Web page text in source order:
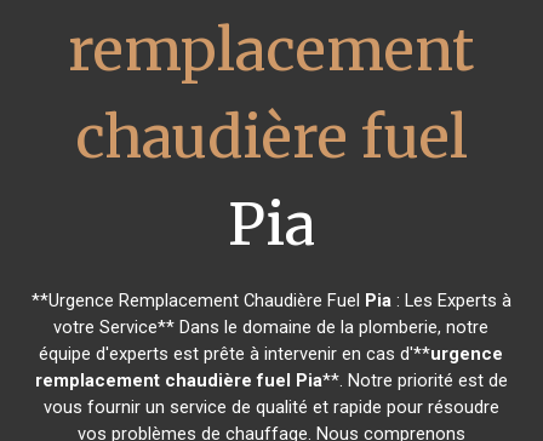
remplacement
chaudière fuel
Pia
**Urgence Remplacement Chaudière Fuel Pia: Les Experts à
votre Service** Dans le domaine de la plomberie, notre
équipe d'experts est prête à intervenir en cas d'**urgence
remplacement chaudière fuel Pia**. Notre priorité est de
vous fournir un service de qualité et rapide pour résoudre
vos problèmes de chauffage. Nous comprenons